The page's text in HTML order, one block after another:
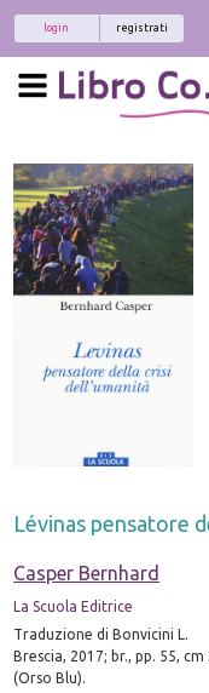
registrati
login
Lévinas pensatore
Casper Bernhard
La Scuola Editrice
Traduzione di Bonvicini L.
Brescia, 2017; br., pp. 55, cm
(Orso Blu).